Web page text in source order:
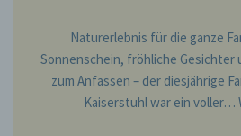
Naturerlebnis für die ganze
Sonnenschein, fröhliche Gesichter
zum Anfassen – der diesjährige
Kaiserstuhl war ein voller…